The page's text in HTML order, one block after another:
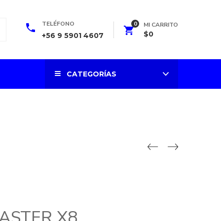
TELÉFONO
+56 9 5901 4607
0 MI CARRITO
$0
CATEGORÍAS